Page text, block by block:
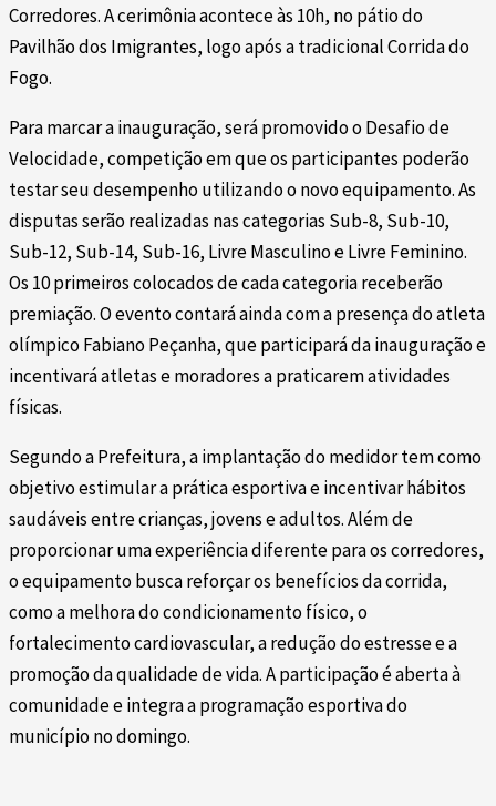
Corredores. A cerimônia acontece às 10h, no pátio do
Pavilhão dos Imigrantes, logo após a tradicional Corrida do
Fogo.
Para marcar a inauguração, será promovido o Desafio de
Velocidade, competição em que os participantes poderão
testar seu desempenho utilizando o novo equipamento. As
disputas serão realizadas nas categorias Sub-8, Sub-10,
Sub-12, Sub-14, Sub-16, Livre Masculino e Livre Feminino.
Os 10 primeiros colocados de cada categoria receberão
premiação. O evento contará ainda com a presença do atleta
olímpico Fabiano Peçanha, que participará da inauguração e
incentivará atletas e moradores a praticarem atividades
físicas.
Segundo a Prefeitura, a implantação do medidor tem como
objetivo estimular a prática esportiva e incentivar hábitos
saudáveis entre crianças, jovens e adultos. Além de
proporcionar uma experiência diferente para os corredores,
o equipamento busca reforçar os benefícios da corrida,
como a melhora do condicionamento físico, o
fortalecimento cardiovascular, a redução do estresse e a
promoção da qualidade de vida. A participação é aberta à
comunidade e integra a programação esportiva do
município no domingo.